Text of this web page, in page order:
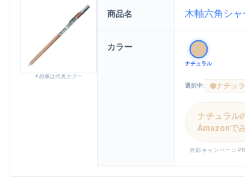
※画像は代表カラー
商品名 木軸六角シ
カラー
ナチュラル
選択中: ナチュ
ナチュラル
Amazonで
外部キャンペーン